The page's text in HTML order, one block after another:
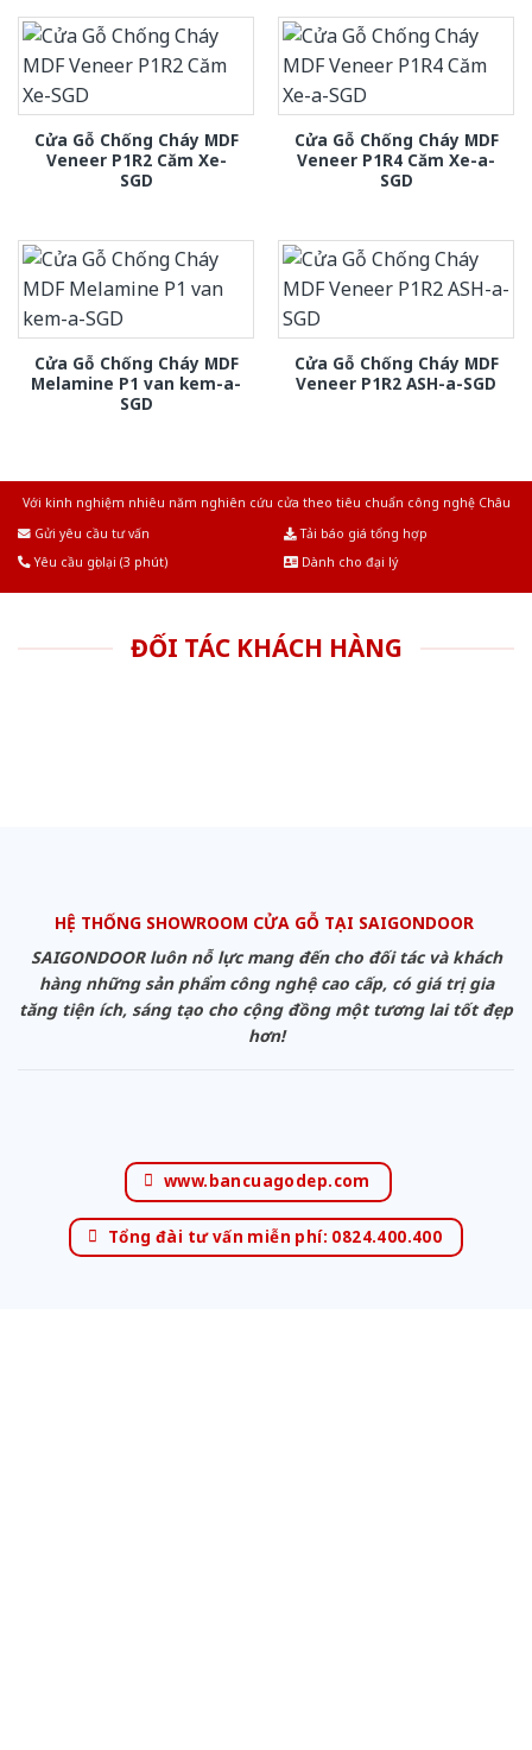
Cửa Gỗ Chống Cháy MDF
Veneer P1R2 Căm Xe-
SGD
Cửa Gỗ Chống Cháy MDF
Veneer P1R4 Căm Xe-a-
SGD
Cửa Gỗ Chống Cháy MDF
Melamine P1 van kem-a-
SGD
Cửa Gỗ Chống Cháy MDF
Veneer P1R2 ASH-a-SGD
Với kinh nghiệm nhiêu năm nghiên cứu cửa theo tiêu chuẩn công nghệ Châu
Gửi yêu cầu tư vấn
Tải báo giá tổng hợp
Yêu cầu gọi lại (3 phút)
Dành cho đại lý
ĐỐI TÁC KHÁCH HÀNG
HỆ THỐNG SHOWROOM CỬA GỖ TẠI SAIGONDOOR
SAIGONDOOR luôn nỗ lực mang đến cho đối tác và khách
hàng những sản phẩm công nghệ cao cấp, có giá trị gia
tăng tiện ích, sáng tạo cho cộng đồng một tương lai tốt đẹp
hơn!
www.bancuagodep.com
Tổng đài tư vấn miễn phí: 0824.400.400